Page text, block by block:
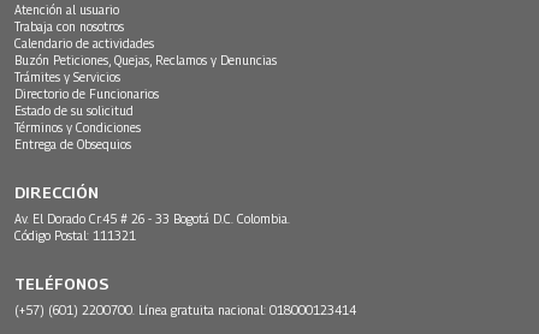
Atención al usuario
Trabaja con nosotros
Calendario de actividades
Buzón Peticiones, Quejas, Reclamos y Denuncias
Trámites y Servicios
Directorio de Funcionarios
Estado de su solicitud
Términos y Condiciones
Entrega de Obsequios
DIRECCIÓN
Av. El Dorado Cr.45 # 26 - 33 Bogotá D.C. Colombia.
Código Postal: 111321
TELÉFONOS
(+57) (601) 2200700. Línea gratuita nacional: 018000123414